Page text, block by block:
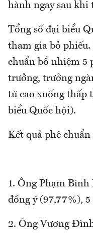
hành ngay sau khi
Tổng số đại biểu
tham gia bỏ phiếu.
chuẩn bổ nhiệm 5
trưởng, trưởng
từ cao xuống thấp
biểu Quốc hội).
Kết quả phê
1. Ông Phạm
đồng ý (97,77%),
2. Ông Vương